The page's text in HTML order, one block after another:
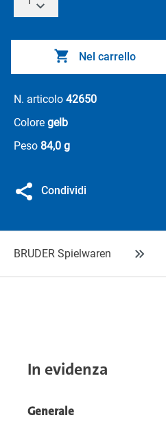
Nel carrello
N. articolo 42650
Colore gelb
Peso 84,0 g
Condividi
BRUDER Spielwaren
In evidenza
Generale